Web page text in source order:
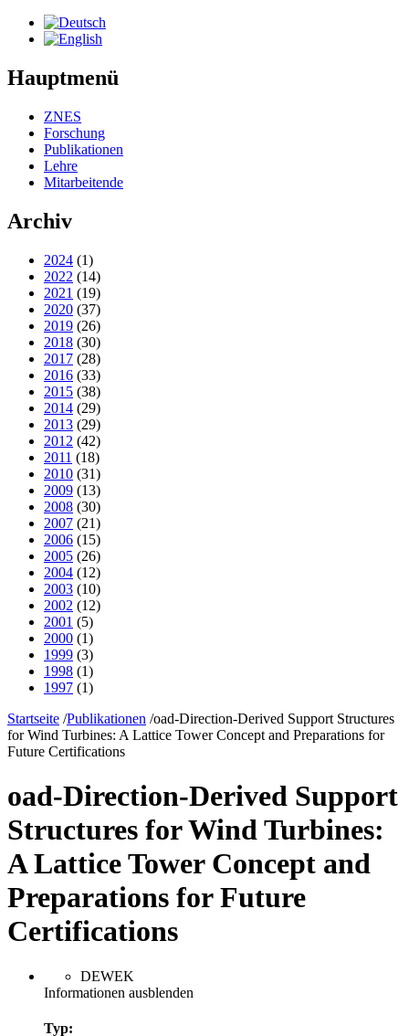
Hauptmenü
ZNES
Forschung
Publikationen
Lehre
Mitarbeitende
Archiv
2024 (1)
2022 (14)
2021 (19)
2020 (37)
2019 (26)
2018 (30)
2017 (28)
2016 (33)
2015 (38)
2014 (29)
2013 (29)
2012 (42)
2011 (18)
2010 (31)
2009 (13)
2008 (30)
2007 (21)
2006 (15)
2005 (26)
2004 (12)
2003 (10)
2002 (12)
2001 (5)
2000 (1)
1999 (3)
1998 (1)
1997 (1)
Startseite /Publikationen /oad-Direction-Derived Support Structures
for Wind Turbines: A Lattice Tower Concept and Preparations for
Future Certifications
oad-Direction-Derived Support
Structures for Wind Turbines:
A Lattice Tower Concept and
Preparations for Future
Certifications
DEWEK
Informationen ausblenden
Typ: